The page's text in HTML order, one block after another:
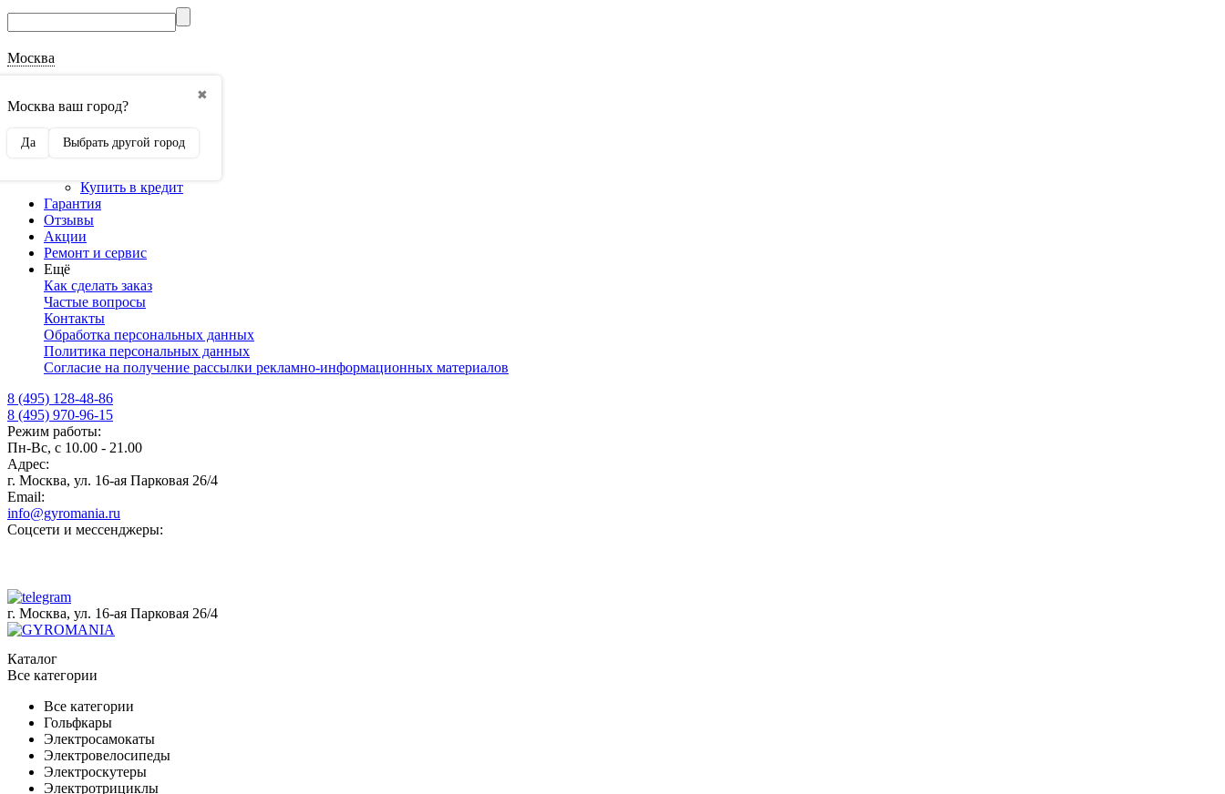
Москва
✖
Москва ваш город?
Да Выбрать другой город
Наши реквизиты
Оптовикам
Сотрудничество
Купить в кредит
Гарантия
Отзывы
Акции
Ремонт и сервис
Ещё
Как сделать заказ
Частые вопросы
Контакты
Обработка персональных данных
Политика персональных данных
Согласие на получение рассылки рекламно-информационных материалов
8 (495) 128-48-86
8 (495) 970-96-15
Режим работы:
Пн-Вс, с 10.00 - 21.00
Адрес:
г. Москва, ул. 16-ая Парковая 26/4
Email:
info@gyromania.ru
Соцсети и мессенджеры:
г. Москва, ул. 16-ая Парковая 26/4
Каталог
Все категории
Все категории
Гольфкары
Электросамокаты
Электровелосипеды
Электроскутеры
Электротрициклы